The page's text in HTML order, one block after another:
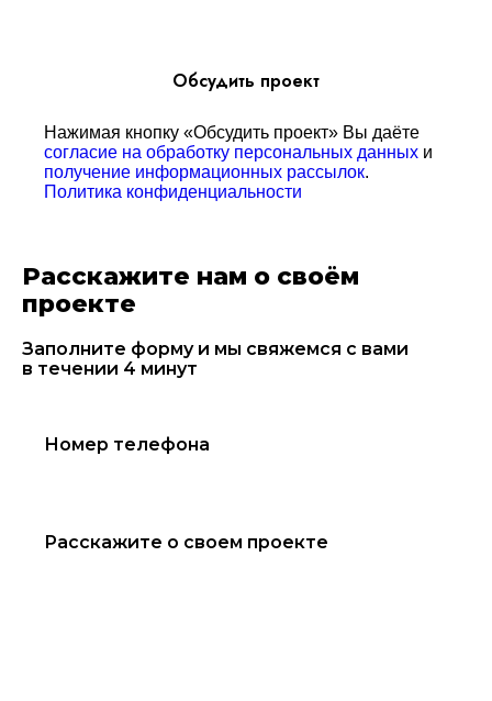
Обсудить проект
Нажимая кнопку «Обсудить проект» Вы даёте
согласие на обработку персональных данных и
получение информационных рассылок.
Политика конфиденциальности
Расскажите нам о своём
проекте
Заполните форму и мы свяжемся с вами
в течении 4 минут